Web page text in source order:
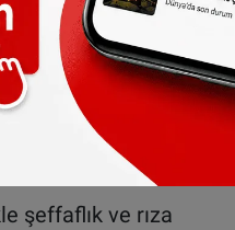
mesajını
şeffaflık ve rıza